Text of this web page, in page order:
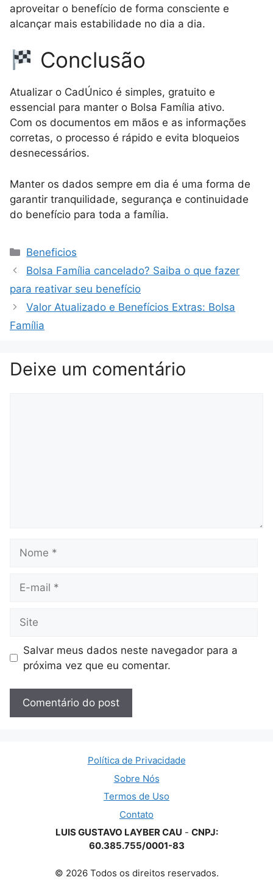
aproveitar o benefício de forma consciente e
alcançar mais estabilidade no dia a dia.
Conclusão
Atualizar o CadÚnico é simples, gratuito e
essencial para manter o Bolsa Família ativo.
Com os documentos em mãos e as informações
corretas, o processo é rápido e evita bloqueios
desnecessários.
Manter os dados sempre em dia é uma forma de
garantir tranquilidade, segurança e continuidade
do benefício para toda a família.
Categorias
Beneficios
Bolsa Família cancelado? Saiba o que fazer
para reativar seu benefício
Valor Atualizado e Benefícios Extras: Bolsa
Família
Deixe um comentário
mail
Salvar meus dados neste navegador para a
próxima vez que eu comentar.
Política de Privacidade
Sobre Nós
Termos de Uso
Contato
LUIS GUSTAVO LAYBER CAU - CNPJ:
60.385.755/0001-83
© 2026 Todos os direitos reservados.